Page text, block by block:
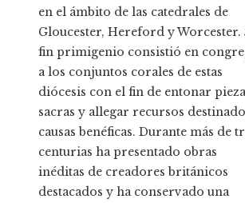
en el ámbito de las catedrales de
Gloucester, Hereford y Worcester.
fin primigenio consistió en
a los conjuntos corales de estas
diócesis con el fin de entonar
sacras y allegar recursos
causas benéficas. Durante más de
centurias ha presentado obras
inéditas de creadores británicos
destacados y ha conservado una